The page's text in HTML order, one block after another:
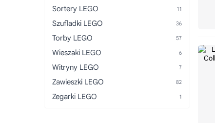
Sortery LEGO
Szufladki LEGO
Torby LEGO
Wieszaki LEGO
Witryny LEGO
Zawieszki LEGO
Zegarki LEGO